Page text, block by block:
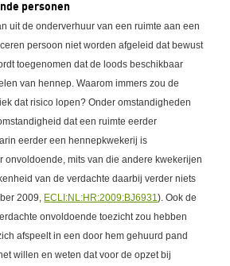
personen
uit de onderverhuur van een ruimte aan een
persoon niet worden afgeleid dat bewust
toegenomen dat de loods beschikbaar
van hennep. Waarom immers zou de
dat risico lopen? Onder omstandigheden
dat een ruimte eerder
eerder een hennepkwekerij is
onvoldoende, mits van die andere kwekerijen
van de verdachte daarbij verder niets
2009, ECLI:NL:HR:2009:BJ6931). Ook de
onvoldoende toezicht zou hebben
afspeelt in een door hem gehuurd pand
willen en weten dat voor de opzet bij